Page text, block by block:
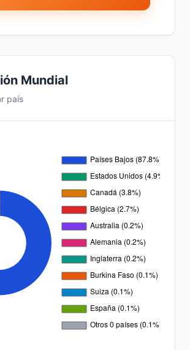
Mundial
país